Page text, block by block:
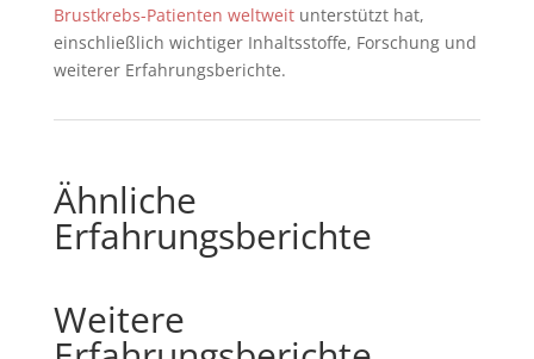
Brustkrebs-Patienten weltweitunterstützt hat,
einschließlich wichtiger Inhaltsstoffe, Forschung und
weiterer Erfahrungsberichte.
Ähnliche
Erfahrungsberichte
Weitere